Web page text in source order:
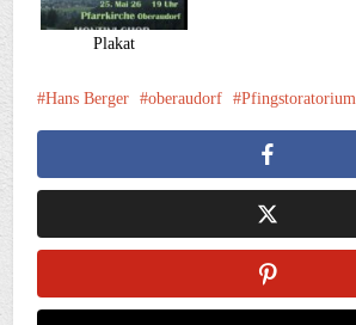
Plakat
Hans Berger oberaudorf Pfingstoratorium